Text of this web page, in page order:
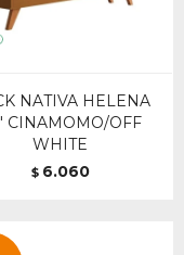
NATIVA HELENA
CINAMOMO/OFF
WHITE
$ 6.060